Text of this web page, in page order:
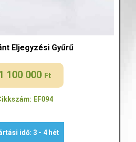
Eljegyzési Gyűrű
100 000 Ft
EF094
idő: 3 - 4 hét